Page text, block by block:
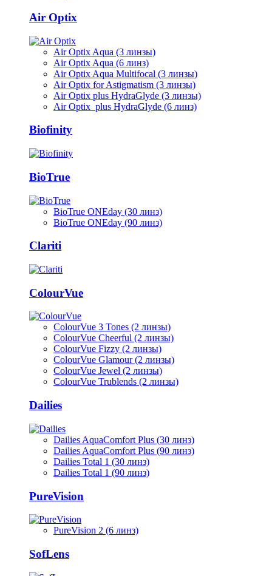
Air Optix
Air Optix Aqua (3 линзы)
Air Optix Aqua (6 линз)
Air Optix Aqua Multifocal (3 линзы)
Air Optix for Astigmatism (3 линзы)
Air Optix plus HydraGlyde (3 линзы)
Air Optix plus HydraGlyde (6 линз)
Biofinity
BioTrue
BioTrue ONEday (30 линз)
BioTrue ONEday (90 линз)
Clariti
ColourVue
ColourVue 3 Tones (2 линзы)
ColourVue Cheerful (2 линзы)
ColourVue Fizzy (2 линзы)
ColourVue Glamour (2 линзы)
ColourVue Jewel (2 линзы)
ColourVue Trublends (2 линзы)
Dailies
Dailies AquaComfort Plus (30 линз)
Dailies AquaComfort Plus (90 линз)
Dailies Total 1 (30 линз)
Dailies Total 1 (90 линз)
PureVision
PureVision 2 (6 линз)
SofLens